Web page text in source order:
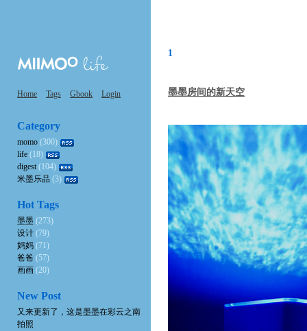
Home Tags Gbook Login
1
墨墨房间的新天空
Category
momo (300)
life (18)
digest(104)
米墨乐品 (3)
Hot Tags
墨墨 (273)
设计 (79)
妈妈 (71)
爸爸 (57)
画画 (20)
New Post
又来更新了，这是墨墨在彩云之南
拍照